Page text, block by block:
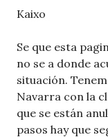
Kaixo
Se que esta
no se a donde
situación.
Navarra con la
que se están
pasos hay que